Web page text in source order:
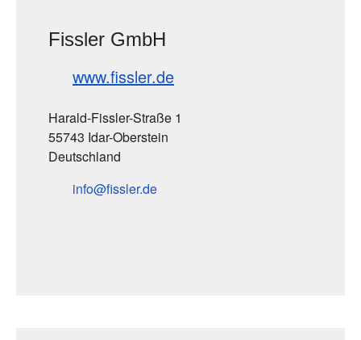
Fissler GmbH
www.fissler.de
Harald-Fissler-Straße 1
55743 Idar-Oberstein
Deutschland
info
fisslerde